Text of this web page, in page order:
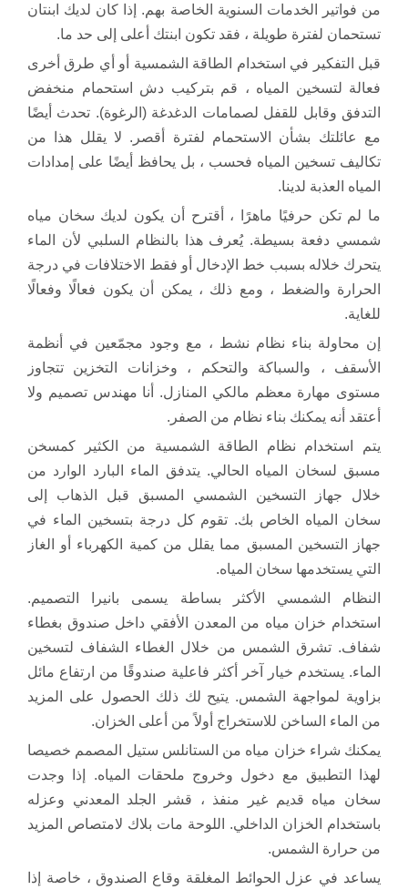
من فواتير الخدمات السنوية الخاصة بهم. إذا كان لديك ابنتان
تستحمان لفترة طويلة ، فقد تكون ابنتك أعلى إلى حد ما.
قبل التفكير في استخدام الطاقة الشمسية أو أي طرق أخرى
فعالة لتسخين المياه ، قم بتركيب دش استحمام منخفض
التدفق وقابل للقفل لصمامات الدغدغة (الرغوة). تحدث أيضًا
مع عائلتك بشأن الاستحمام لفترة أقصر. لا يقلل هذا من
تكاليف تسخين المياه فحسب ، بل يحافظ أيضًا على إمدادات
المياه العذبة لدينا.
ما لم تكن حرفيًا ماهرًا ، أقترح أن يكون لديك سخان مياه
شمسي دفعة بسيطة. يُعرف هذا بالنظام السلبي لأن الماء
يتحرك خلاله بسبب خط الإدخال أو فقط الاختلافات في درجة
الحرارة والضغط ، ومع ذلك ، يمكن أن يكون فعالًا وفعالًا
للغاية.
إن محاولة بناء نظام نشط ، مع وجود مجمّعين في أنظمة
الأسقف ، والسباكة والتحكم ، وخزانات التخزين تتجاوز
مستوى مهارة معظم مالكي المنازل. أنا مهندس تصميم ولا
أعتقد أنه يمكنك بناء نظام من الصفر.
يتم استخدام نظام الطاقة الشمسية من الكثير كمسخن
مسبق لسخان المياه الحالي. يتدفق الماء البارد الوارد من
خلال جهاز التسخين الشمسي المسبق قبل الذهاب إلى
سخان المياه الخاص بك. تقوم كل درجة بتسخين الماء في
جهاز التسخين المسبق مما يقلل من كمية الكهرباء أو الغاز
التي يستخدمها سخان المياه.
النظام الشمسي الأكثر بساطة يسمى بانيرا التصميم.
استخدام خزان مياه من المعدن الأفقي داخل صندوق بغطاء
شفاف. تشرق الشمس من خلال الغطاء الشفاف لتسخين
الماء. يستخدم خيار آخر أكثر فاعلية صندوقًا من ارتفاع مائل
بزاوية لمواجهة الشمس. يتيح لك ذلك الحصول على المزيد
من الماء الساخن للاستخراج أولاً من أعلى الخزان.
يمكنك شراء خزان مياه من الستانلس ستيل المصمم خصيصا
لهذا التطبيق مع دخول وخروج ملحقات المياه. إذا وجدت
سخان مياه قديم غير منفذ ، قشر الجلد المعدني وعزله
باستخدام الخزان الداخلي. اللوحة مات بلاك لامتصاص المزيد
من حرارة الشمس.
يساعد في عزل الحوائط المغلقة وقاع الصندوق ، خاصة إذا